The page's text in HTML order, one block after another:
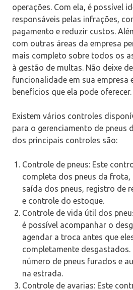
operações. Com ela, é possível
responsáveis pelas infrações,
pagamento e reduzir custos.
com outras áreas da empresa
mais completo sobre todos os
à gestão de multas. Não deixe
funcionalidade em sua empresa
benefícios que ela pode oferecer.
Existem vários controles
para o gerenciamento de pneus
dos principais controles são:
Controle de pneus: Este
completa dos pneus da
saída dos pneus, registro de
e controle do estoque.
Controle de vida útil dos
é possível acompanhar o
agendar a troca antes que
completamente
número de pneus furados e
na estrada.
Controle de avarias: Este